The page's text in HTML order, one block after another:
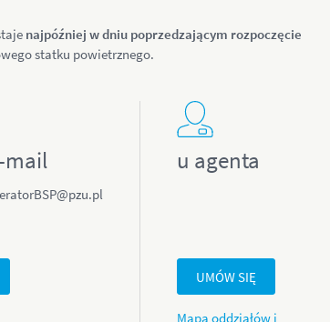
najpóźniej w dniu poprzedzającym rozpoczęcie
statku powietrznego.
mail u agenta
UMÓW SIĘ
Mapa oddziałów i